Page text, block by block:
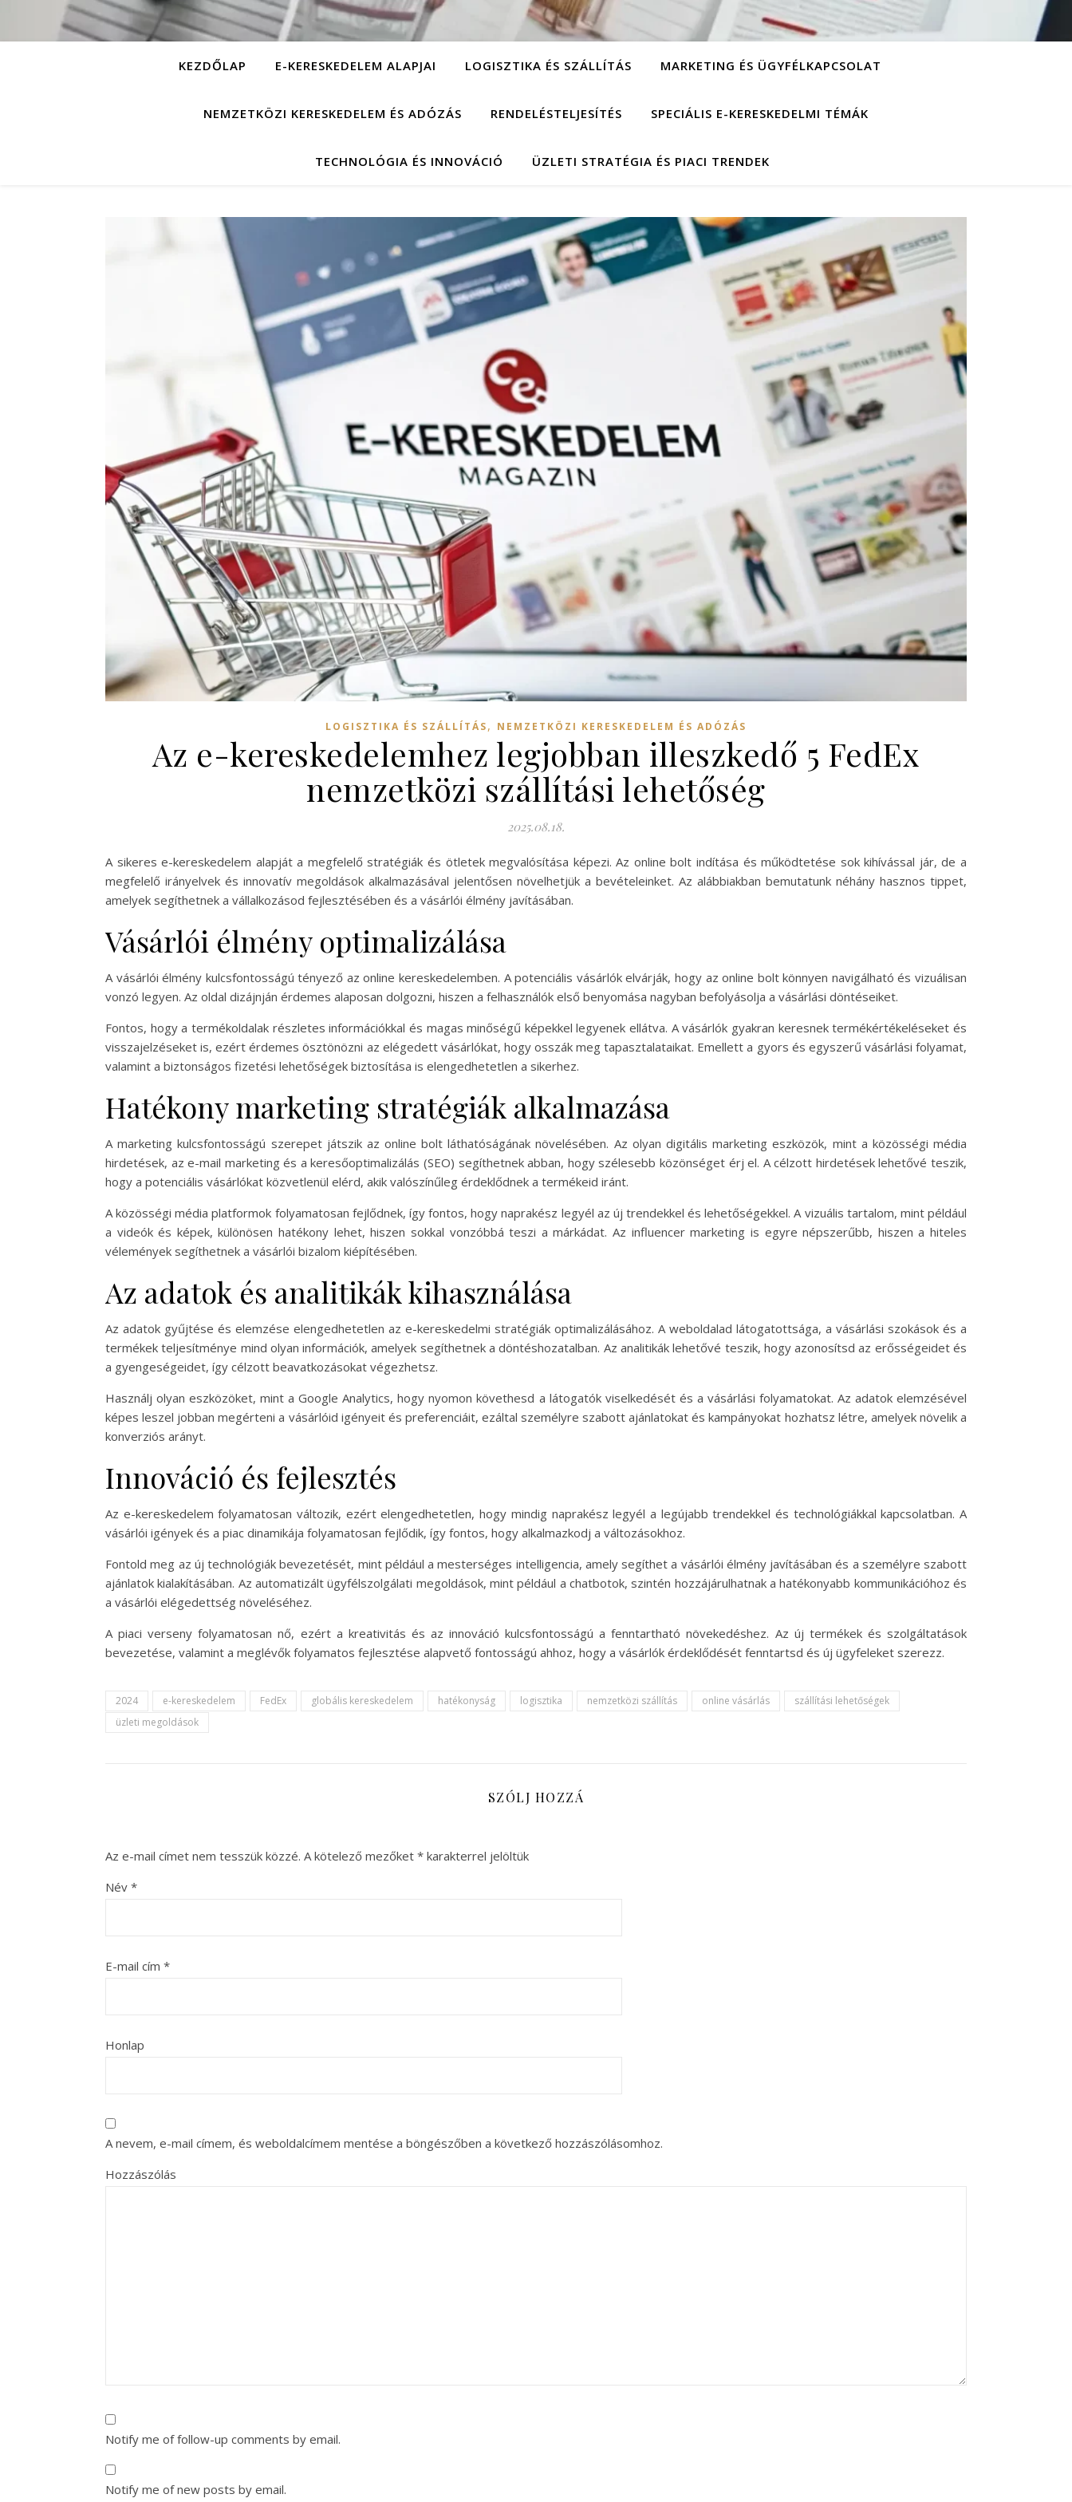
KEZDŐLAP E-KERESKEDELEM ALAPJAI LOGISZTIKA ÉS SZÁLLÍTÁS MARKETING ÉS ÜGYFÉLKAPCSOLAT
NEMZETKÖZI KERESKEDELEM ÉS ADÓZÁS RENDELÉSTELJESÍTÉS SPECIÁLIS E-KERESKEDELMI TÉMÁK
TECHNOLÓGIA ÉS INNOVÁCIÓ ÜZLETI STRATÉGIA ÉS PIACI TRENDEK
LOGISZTIKA ÉS SZÁLLÍTÁS, NEMZETKÖZI KERESKEDELEM ÉS ADÓZÁS
Az e-kereskedelemhez legjobban illeszkedő 5 FedEx
nemzetközi szállítási lehetőség
2025.08.18.
A sikeres e-kereskedelem alapját a megfelelő stratégiák és ötletek megvalósítása képezi. Az online bolt indítása és működtetése sok kihívással jár, de a
megfelelő irányelvek és innovatív megoldások alkalmazásával jelentősen növelhetjük a bevételeinket. Az alábbiakban bemutatunk néhány hasznos tippet,
amelyek segíthetnek a vállalkozásod fejlesztésében és a vásárlói élmény javításában.
Vásárlói élmény optimalizálása
A vásárlói élmény kulcsfontosságú tényező az online kereskedelemben. A potenciális vásárlók elvárják, hogy az online bolt könnyen navigálható és vizuálisan
vonzó legyen. Az oldal dizájnján érdemes alaposan dolgozni, hiszen a felhasználók első benyomása nagyban befolyásolja a vásárlási döntéseiket.
Fontos, hogy a termékoldalak részletes információkkal és magas minőségű képekkel legyenek ellátva. A vásárlók gyakran keresnek termékértékeléseket és
visszajelzéseket is, ezért érdemes ösztönözni az elégedett vásárlókat, hogy osszák meg tapasztalataikat. Emellett a gyors és egyszerű vásárlási folyamat,
valamint a biztonságos fizetési lehetőségek biztosítása is elengedhetetlen a sikerhez.
Hatékony marketing stratégiák alkalmazása
A marketing kulcsfontosságú szerepet játszik az online bolt láthatóságának növelésében. Az olyan digitális marketing eszközök, mint a közösségi média
hirdetések, az e-mail marketing és a keresőoptimalizálás (SEO) segíthetnek abban, hogy szélesebb közönséget érj el. A célzott hirdetések lehetővé teszik,
hogy a potenciális vásárlókat közvetlenül elérd, akik valószínűleg érdeklődnek a termékeid iránt.
A közösségi média platformok folyamatosan fejlődnek, így fontos, hogy naprakész legyél az új trendekkel és lehetőségekkel. A vizuális tartalom, mint például
a videók és képek, különösen hatékony lehet, hiszen sokkal vonzóbbá teszi a márkádat. Az influencer marketing is egyre népszerűbb, hiszen a hiteles
vélemények segíthetnek a vásárlói bizalom kiépítésében.
Az adatok és analitikák kihasználása
Az adatok gyűjtése és elemzése elengedhetetlen az e-kereskedelmi stratégiák optimalizálásához. A weboldalad látogatottsága, a vásárlási szokások és a
termékek teljesítménye mind olyan információk, amelyek segíthetnek a döntéshozatalban. Az analitikák lehetővé teszik, hogy azonosítsd az erősségeidet és
a gyengeségeidet, így célzott beavatkozásokat végezhetsz.
Használj olyan eszközöket, mint a Google Analytics, hogy nyomon követhesd a látogatók viselkedését és a vásárlási folyamatokat. Az adatok elemzésével
képes leszel jobban megérteni a vásárlóid igényeit és preferenciáit, ezáltal személyre szabott ajánlatokat és kampányokat hozhatsz létre, amelyek növelik a
konverziós arányt.
Innováció és fejlesztés
Az e-kereskedelem folyamatosan változik, ezért elengedhetetlen, hogy mindig naprakész legyél a legújabb trendekkel és technológiákkal kapcsolatban. A
vásárlói igények és a piac dinamikája folyamatosan fejlődik, így fontos, hogy alkalmazkodj a változásokhoz.
Fontold meg az új technológiák bevezetését, mint például a mesterséges intelligencia, amely segíthet a vásárlói élmény javításában és a személyre szabott
ajánlatok kialakításában. Az automatizált ügyfélszolgálati megoldások, mint például a chatbotok, szintén hozzájárulhatnak a hatékonyabb kommunikációhoz és
a vásárlói elégedettség növeléséhez.
A piaci verseny folyamatosan nő, ezért a kreativitás és az innováció kulcsfontosságú a fenntartható növekedéshez. Az új termékek és szolgáltatások
bevezetése, valamint a meglévők folyamatos fejlesztése alapvető fontosságú ahhoz, hogy a vásárlók érdeklődését fenntartsd és új ügyfeleket szerezz.
2024 e-kereskedelem FedEx globális kereskedelem hatékonyság logisztika nemzetközi szállítás online vásárlás
szállítási lehetőségek
üzleti megoldások
SZÓLJ HOZZÁ
Az e-mail címet nem tesszük közzé. A kötelező mezőket * karakterrel jelöltük
Név *
E-mail cím *
Honlap
A nevem, e-mail címem, és weboldalcímem mentése a böngészőben a következő hozzászólásomhoz.
Hozzászólás
Notify me of follow-up comments by email.
Notify me of new posts by email.